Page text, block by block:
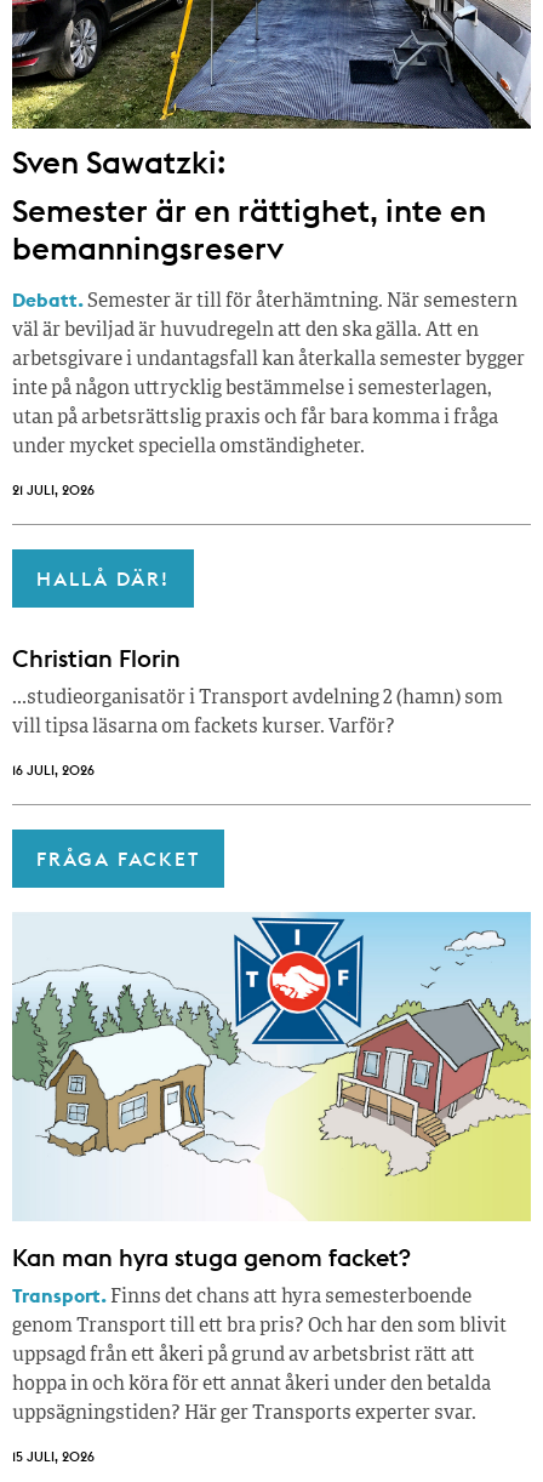
Sven Sawatzki:
Semester är en rättighet, inte en
bemanningsreserv
Debatt.Semester är till för återhämtning. När semestern
väl är beviljad är huvudregeln att den ska gälla. Att en
arbetsgivare i undantagsfall kan återkalla semester bygger
inte på någon uttrycklig bestämmelse i semesterlagen,
utan på arbetsrättslig praxis och får bara komma i fråga
under mycket speciella omständigheter.
21 JULI, 2026
HALLÅ DÄR!
Christian Florin
…studieorganisatör i Transport avdelning 2 (hamn) som
vill tipsa läsarna om fackets kurser. Varför?
16 JULI, 2026
FRÅGA FACKET
Kan man hyra stuga genom facket?
Transport. Finns det chans att hyra semesterboende
genom Transport till ett bra pris? Och har den som blivit
uppsagd från ett åkeri på grund av arbetsbrist rätt att
hoppa in och köra för ett annat åkeri under den betalda
uppsägningstiden? Här ger Transports experter svar.
15 JULI, 2026